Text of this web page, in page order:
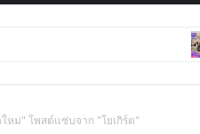
หม่" โพสต์แซ่บจาก "โยเกิร์ต"